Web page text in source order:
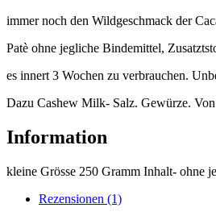
immer noch den Wildgeschmack der
Patè ohne jegliche Bindemittel,
es innert 3 Wochen zu verbrauchen.
Dazu Cashew Milk- Salz. Gewürze.
Information
kleine Grösse 250 Gramm Inhalt- ohne
Rezensionen (1)